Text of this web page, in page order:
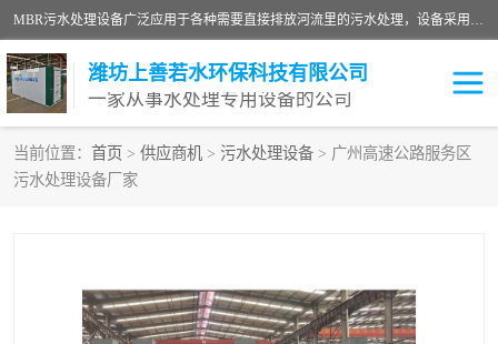
MBR污水处理设备广泛应用于各种需要直接排放河流里的污水处理，设备采用膜生物反应器（Membrane Bioreactor,简称MBR〕技术，取代了传统工艺中的二沉池，它可以*地进行固液分离，得到直接使用的稳定中水，又可在生物池内维持高浓度的微生物量，工艺剩余污泥少，极有效地去除氨氮，出水悬浮物和浊度接近于零，出水中细菌和病毒被大幅度去除，能耗低，占地面积小。
潍坊上善若水环保科技有限公司
一家从事水处理专用设备的公司
当前位置： 首页 > 供应商机 > 污水处理设备 > 广州高速公路服务区
污水处理设备厂家
污水处理设备
洗涤污水处理设备 实验室污水处理设备